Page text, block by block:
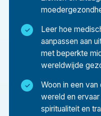
Begeleide
verpleegkundigen
patiëntenzorg,
benaderingen van
Culturele
Wonen in Nepal
te leggen met lokale
Leer hoe
aanpassen aan
met beperkte
wereldwijde
Woon in een
wereld en
spiritualiteit en